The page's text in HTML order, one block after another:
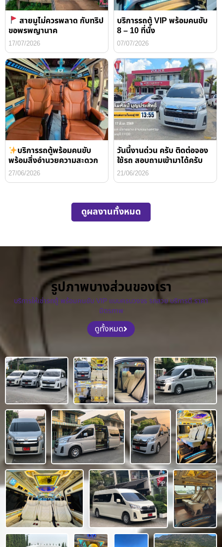
สายมูไม่ควรพลาด กับทริป
ขอพรพญานาค
17/07/2026
บริการรถตู้ VIP พร้อมคนขับ
8 – 10 ที่นั่ง
07/07/2026
บริการรถตู้พร้อมคนขับ
พร้อมสิ่งอำนวยความสะดวก
27/06/2026
วันนี้งานด่วน ครับ ติดต่อจอง
ใช้รถ สอบถามเข้ามาได้ครับ
21/06/2026
ดูผลงานทั้งหมด
รูปภาพบางส่วนของเรา
บริการให้เช่ารถตู้ พร้อมคนขับ VIP แบบครบวงจร รถสวย บริการดี ราคา
มิตรภาพ
ดูทั้งหมด